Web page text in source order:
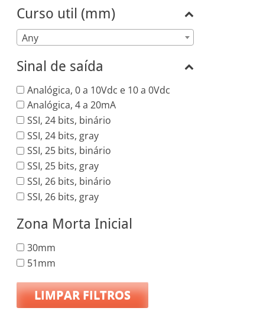
Curso util (mm)
Any
Sinal de saída
Analógica, 0 a 10Vdc e 10 a 0Vdc
Analógica, 4 a 20mA
SSI, 24 bits, binário
SSI, 24 bits, gray
SSI, 25 bits, binário
SSI, 25 bits, gray
SSI, 26 bits, binário
SSI, 26 bits, gray
Zona Morta Inicial
30mm
51mm
LIMPAR FILTROS